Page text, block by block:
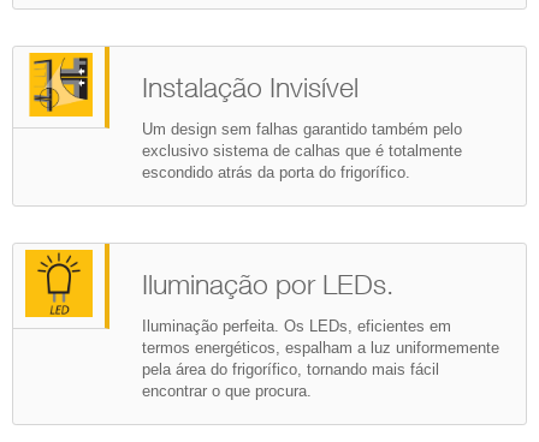
Instalação Invisível
Um design sem falhas garantido também pelo
exclusivo sistema de calhas que é totalmente
escondido atrás da porta do frigorífico.
Iluminação por LEDs.
Iluminação perfeita. Os LEDs, eficientes em
termos energéticos, espalham a luz uniformemente
pela área do frigorífico, tornando mais fácil
encontrar o que procura.